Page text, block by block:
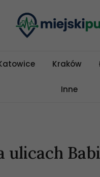
Kraków
Inne